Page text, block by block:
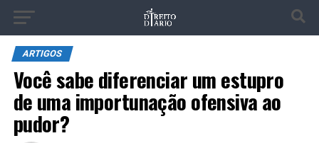
ARTIGOS
Você sabe diferenciar um estupro
de uma importunação ofensiva ao
pudor?